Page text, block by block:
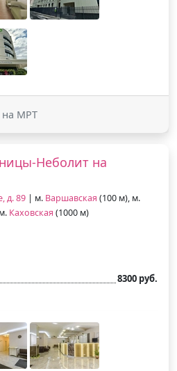
на МРТ
Неболит на
д. 89 | м. Варшавская (100 м), м.
Каховская (1000 м)
8300 руб.